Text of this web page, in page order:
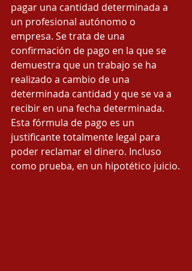
pagar una cantidad determinada a
un profesional autónomo o
empresa. Se trata de una
confirmación de pago en la que se
demuestra que un trabajo se ha
realizado a cambio de una
determinada cantidad y que se va a
recibir en una fecha determinada.
Esta fórmula de pago es un
justificante totalmente legal para
poder reclamar el dinero. Incluso
como prueba, en un hipotético juicio.